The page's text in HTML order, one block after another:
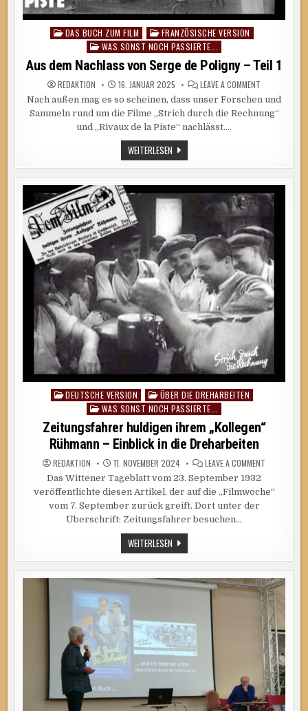
PostedDAS BUCH ZUM FILM
FRANZÖSISCHE VERSION
WAS SONST NOCH PASSIERTE...
Aus dem Nachlass von Serge de Poligny – Teil 1
REDAKTION 16. JANUAR 2025 LEAVE A COMMENT
DEM
NACHLASS
VON
1
Nach außen mag es so scheinen, dass unser Forschen und
Sammeln rund um die Filme „Strich durch die Rechnung“
und „Rivaux de la Piste“ nachlässt….
WEITERLESENAUS
DEM
NACHLASS
VON
SERGE
DE
POLIGNY
–
TEIL
1
Posted
DEUTSCHE VERSION
ÜBER DIE DREHARBEITEN
WAS SONST NOCH PASSIERTE...
Zeitungsfahrer huldigen ihrem „Kollegen“
Rühmann – Einblick in die Dreharbeiten
REDAKTION 11. NOVEMBER 2024 LEAVE A COMMENT
IHREM
„KOLLEGEN“
Das Wittener Tageblatt vom 23. September 1932
veröffentlichte diesen Artikel, der auf die „Filmwoche“
vom 7. September zurück greift. Dort unter der
Überschrift: Zeitungsfahrer besuchen…
WEITERLESENZEITUNGSFAHRER
HULDIGEN
IHREM
„KOLLEGEN“
RÜHMANN
–
DREHARBEITEN